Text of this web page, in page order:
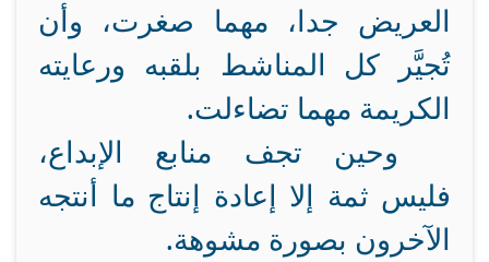
العريض جدا، مهما صغرت، وأن
تُجيَّر كل المناشط بلقبه ورعايته
الكريمة مهما تضاءلت.
وحين تجف منابع الإبداع،
فليس ثمة إلا إعادة إنتاج ما أنتجه
الآخرون بصورة مشوهة.